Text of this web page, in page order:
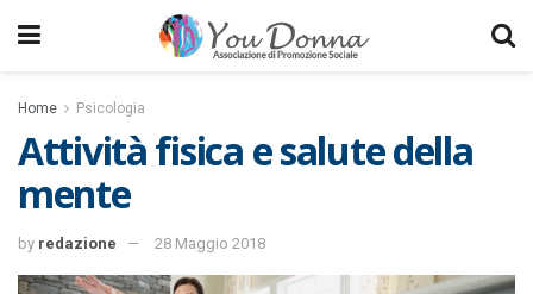
Home Psicologia
Attività fisica e salute della
mente
by redazione 28 Maggio 2018